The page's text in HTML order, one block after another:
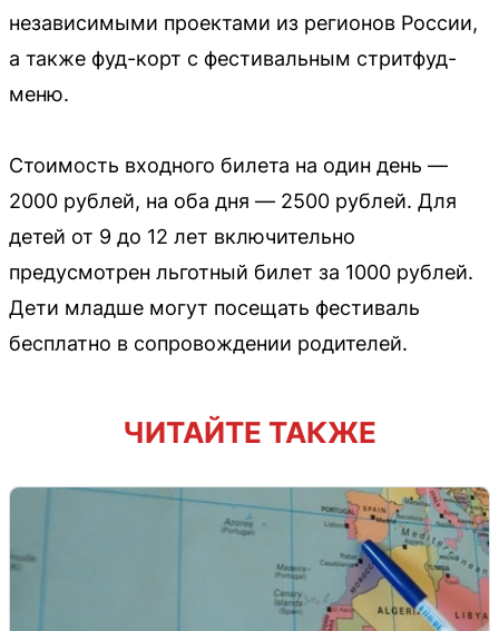
независимыми проектами из регионов России,
а также фуд-корт с фестивальным стритфуд-
меню.
Стоимость входного билета на один день —
2000 рублей, на оба дня — 2500 рублей. Для
детей от 9 до 12 лет включительно
предусмотрен льготный билет за 1000 рублей.
Дети младше могут посещать фестиваль
бесплатно в сопровождении родителей.
ЧИТАЙТЕ ТАКЖЕ